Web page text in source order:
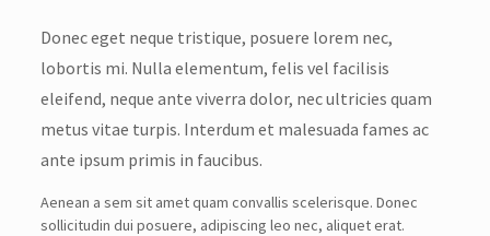
Donec eget neque tristique, posuere lorem nec,
lobortis mi. Nulla elementum, felis vel facilisis
eleifend, neque ante viverra dolor, nec ultricies quam
metus vitae turpis. Interdum et malesuada fames ac
ante ipsum primis in faucibus.
Aenean a sem sit amet quam convallis scelerisque. Donec
sollicitudin dui posuere, adipiscing leo nec, aliquet erat.